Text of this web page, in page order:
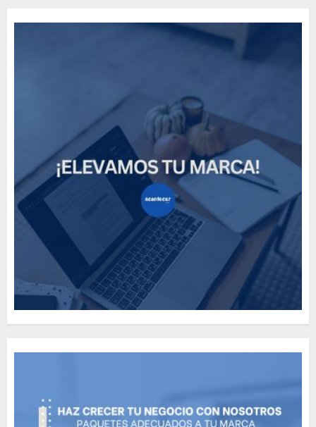
How Many of These Italian
MAYO 14, 2024 814
Need to Know About the